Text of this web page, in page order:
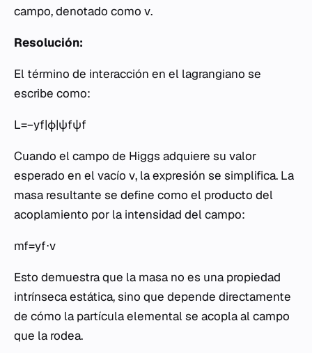
campo, denotado como v.
Resolución:
El término de interacción en el lagrangiano se
escribe como:
L=−yf|ϕ|ψfψf
Cuando el campo de Higgs adquiere su valor
esperado en el vacío v, la expresión se simplifica. La
masa resultante se define como el producto del
acoplamiento por la intensidad del campo:
mf=yf⋅v
Esto demuestra que la masa no es una propiedad
intrínseca estática, sino que depende directamente
de cómo la partícula elemental se acopla al campo
que la rodea.